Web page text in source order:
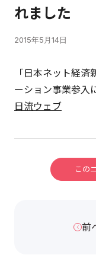
れました
2015年5月14日
「日本ネット経
ーション事業参入
日流ウェブ
この
前